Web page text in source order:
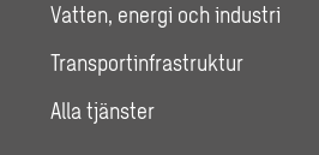
Vatten, energi och industri
Transportinfrastruktur
Alla tjänster